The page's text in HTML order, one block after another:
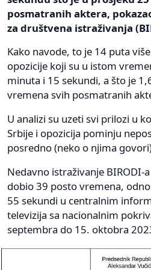
posmatranih aktera,
za društvena istraživanja
Kako navode, to je 14 puta
opozicije koji su u istom
minuta i 15 sekundi, a što je
vremena svih posmatranih
U analizi su uzeti svi prilozi u
Srbije i opozicija pominju
posredno (neko o njima
Nedavno istraživanje BIRODI-
dobio 39 posto vremena,
55 sekundi u centralnim
televizija sa nacionalnim
septembra do 15. oktobra